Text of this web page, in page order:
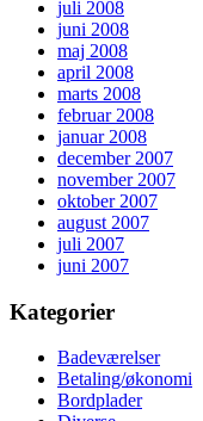
juli 2008
juni 2008
maj 2008
april 2008
marts 2008
februar 2008
januar 2008
december 2007
november 2007
oktober 2007
august 2007
juli 2007
juni 2007
Kategorier
Badeværelser
Betaling/økonomi
Bordplader